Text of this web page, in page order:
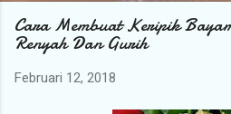
Cara Membuat Keripik
Renyah Dan Gurih
Februari 12, 2018